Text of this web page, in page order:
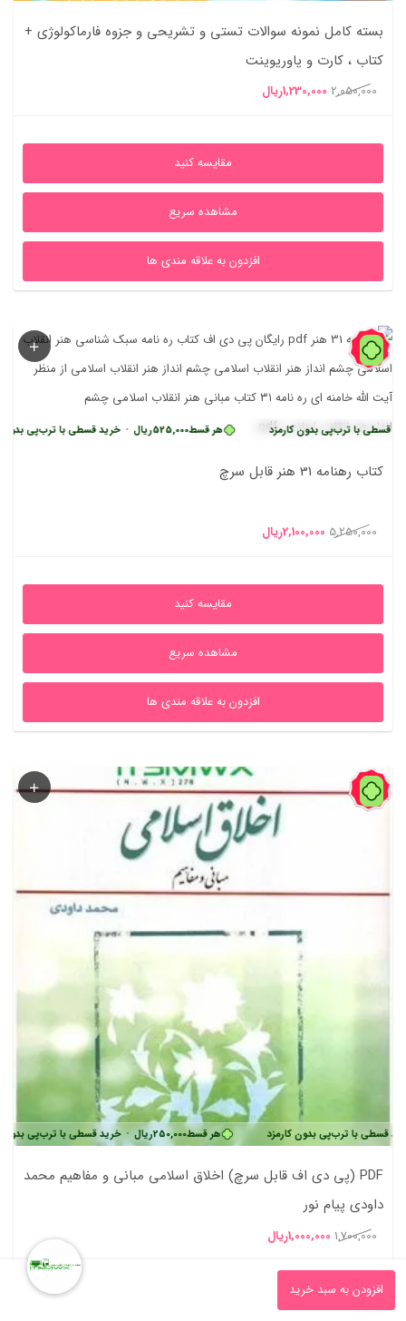
افزودن به سبد خرید
بسته کامل نمونه سوالات تستی و تشریحی و جزوه فارماکولوژی +
کتاب ، کارت و پاورپوینت
2,050,000 قیمت
2,050,000ریال
1,230,000ریال
1,230,000ریال
مقایسه کنید
مشاهده سریع
افزدون به علاقه مندی ها
60%
هر قسط 525,000ریال • خرید قسطی با ترب‌پی بدون کارمزد بدون کارمزد
کتاب رهنامه 31 هنر قابل سرچ
5,250,000 قیمت
5,250,000ریال
2,100,000ریال
2,100,000ریال
مقایسه کنید
مشاهده سریع
افزدون به علاقه مندی ها
41%
هر قسط 250,000ریال • خرید قسطی با ترب‌پی بدون کارمزد بدون کارمزد
PDF (پی دی اف قابل سرچ) اخلاق اسلامی مبانی و مفاهیم محمد
داودی پیام نور
1,700,000 قیمت
1,000,000ریال